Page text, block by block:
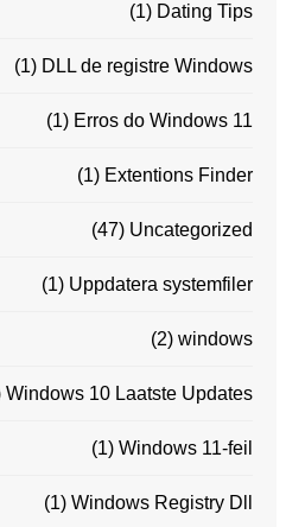
Dating Tips
(1)
DLL de registre Windows
(1)
Erros do Windows 11
(1)
Extentions Finder
(1)
Uncategorized
(47)
Uppdatera systemfiler
(1)
windows
(2)
Windows 10 Laatste Updates
Windows 11-feil
(1)
Windows Registry Dll
(1)